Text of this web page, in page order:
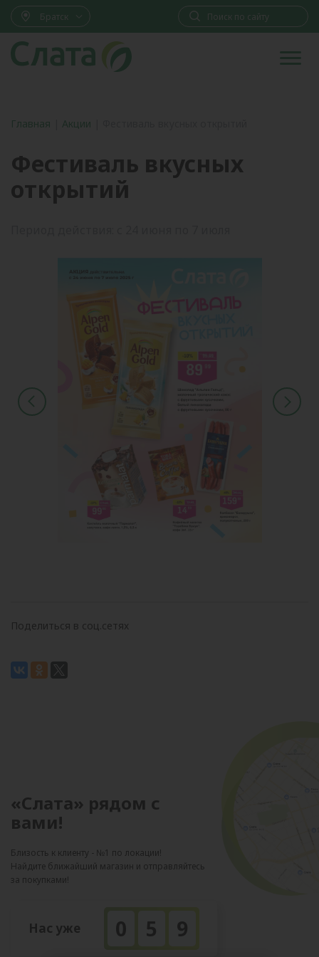
Братск
Главная Акции
Фестиваль вкусных
открытий
Поделиться в соц.сетях
«Слата» рядом с
вами!
Близость к клиенту - №1 по локации!
Найдите ближайший магазин и отправляйтесь
за покупками!
Нас уже 0 5 9